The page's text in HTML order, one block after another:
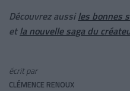
Découvrez aussiles bonnes
etla nouvelle saga du
écrit par
CLÉMENCE RENOUX